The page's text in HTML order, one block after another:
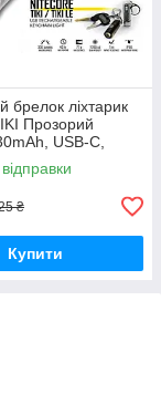
брелок ліхтарик
Прозорий
USB-C,
CRI White+UV
₴
Купити